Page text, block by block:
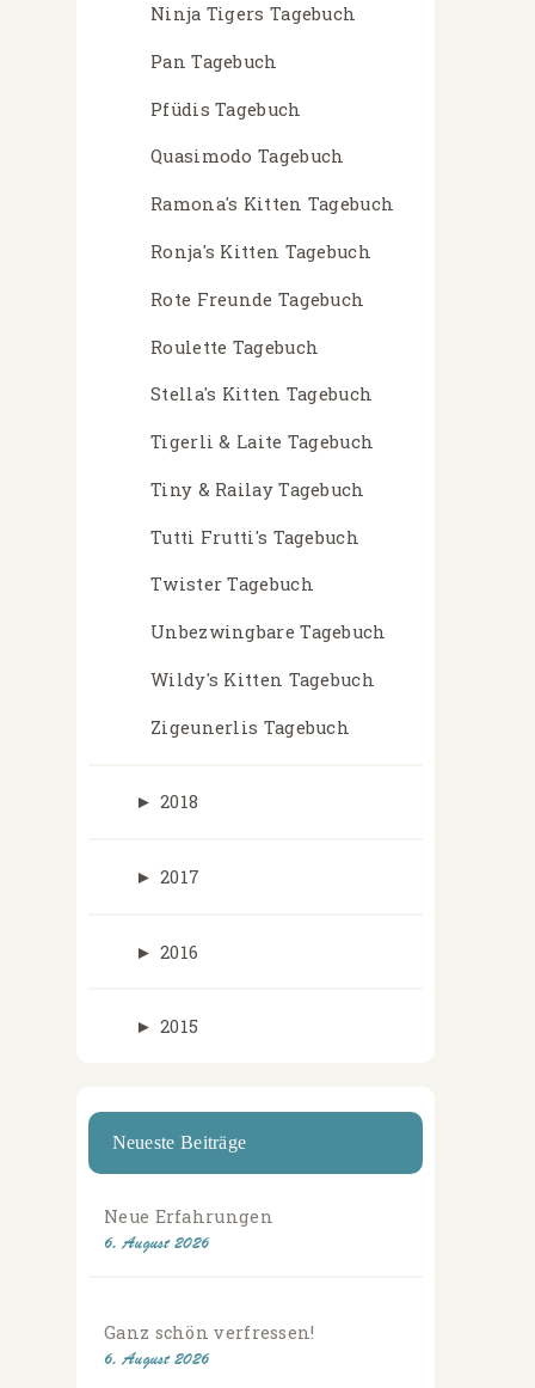
Ninja Tigers Tagebuch
Pan Tagebuch
Pfüdis Tagebuch
Quasimodo Tagebuch
Ramona's Kitten Tagebuch
Ronja's Kitten Tagebuch
Rote Freunde Tagebuch
Roulette Tagebuch
Stella's Kitten Tagebuch
Tigerli & Laite Tagebuch
Tiny & Railay Tagebuch
Tutti Frutti's Tagebuch
Twister Tagebuch
Unbezwingbare Tagebuch
Wildy's Kitten Tagebuch
Zigeunerlis Tagebuch
► 2018
► 2017
► 2016
► 2015
Neueste Beiträge
Neue Erfahrungen
6. August 2026
Ganz schön verfressen!
6. August 2026